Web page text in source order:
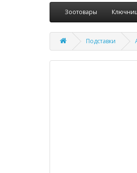
Зоотовары
Подставки